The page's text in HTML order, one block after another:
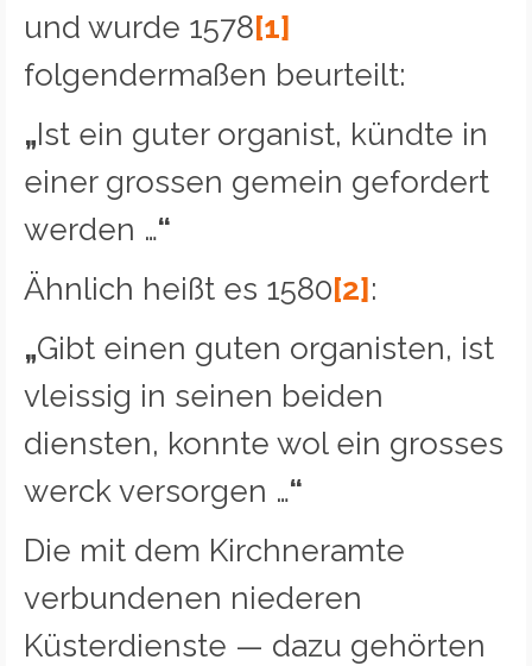
und wurde 1578[1]
folgendermaßen beurteilt:
„Ist ein guter organist, kündte in
einer grossen gemein gefordert
werden …“
Ähnlich heißt es 1580[2]:
„Gibt einen guten organisten, ist
vleissig in seinen beiden
diensten, konnte wol ein grosses
werck versorgen …“
Die mit dem Kirchneramte
verbundenen niederen
Küsterdienste — dazu gehörten